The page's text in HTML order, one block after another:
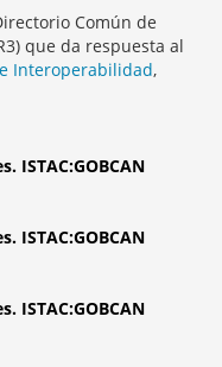
Común de
que da respuesta al
Interoperabilidad,
ISTAC:GOBCAN
ISTAC:GOBCAN
ISTAC:GOBCAN